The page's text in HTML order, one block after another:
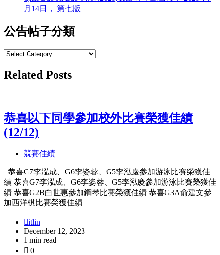
月14日， 第七版
公告帖子分類
公
帖
Related Posts
恭喜以下同學參加校外比賽榮獲佳績
(12/12)
競賽佳績
恭喜G7李泓成、G6李姿蓉、G5李泓慶參加游泳比賽榮獲佳
績 恭喜G7李泓成、G6李姿蓉、G5李泓慶參加游泳比賽榮獲佳
績 恭喜G2B白世惠參加鋼琴比賽榮獲佳績 恭喜G3A俞建文參
加西洋棋比賽榮獲佳績
itlin
December 12, 2023
1 min read
0